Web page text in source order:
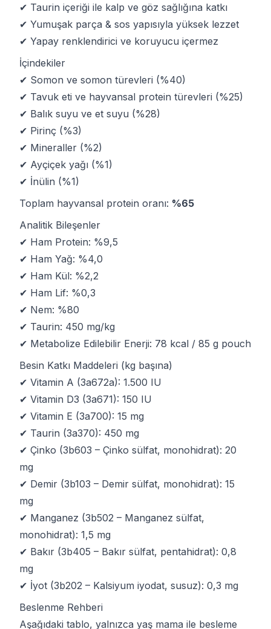
✔ Taurin içeriği ile kalp ve göz sağlığına katkı
✔ Yumuşak parça & sos yapısıyla yüksek lezzet
✔ Yapay renklendirici ve koruyucu içermez
İçindekiler
✔ Somon ve somon türevleri (%40)
✔ Tavuk eti ve hayvansal protein türevleri (%25)
✔ Balık suyu ve et suyu (%28)
✔ Pirinç (%3)
✔ Mineraller (%2)
✔ Ayçiçek yağı (%1)
✔ İnülin (%1)
Toplam hayvansal protein oranı: %65
Analitik Bileşenler
✔ Ham Protein: %9,5
✔ Ham Yağ: %4,0
✔ Ham Kül: %2,2
✔ Ham Lif: %0,3
✔ Nem: %80
✔ Taurin: 450 mg/kg
✔ Metabolize Edilebilir Enerji: 78 kcal / 85 g pouch
Besin Katkı Maddeleri (kg başına)
✔ Vitamin A (3a672a): 1.500 IU
✔ Vitamin D3 (3a671): 150 IU
✔ Vitamin E (3a700): 15 mg
✔ Taurin (3a370): 450 mg
✔ Çinko (3b603 – Çinko sülfat, monohidrat): 20
mg
✔ Demir (3b103 – Demir sülfat, monohidrat): 15
mg
✔ Manganez (3b502 – Manganez sülfat,
monohidrat): 1,5 mg
✔ Bakır (3b405 – Bakır sülfat, pentahidrat): 0,8
mg
✔ İyot (3b202 – Kalsiyum iyodat, susuz): 0,3 mg
Beslenme Rehberi
Aşağıdaki tablo, yalnızca yaş mama ile besleme